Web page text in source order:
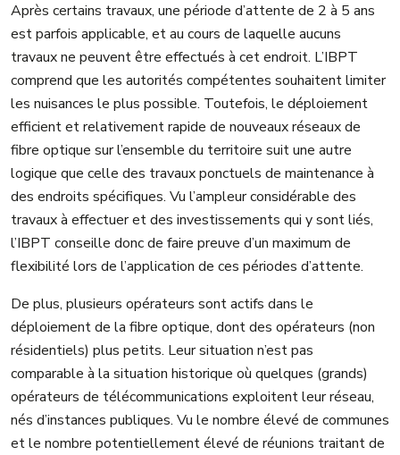
Après certains travaux, une période d’attente de 2 à 5 ans
est parfois applicable, et au cours de laquelle aucuns
travaux ne peuvent être effectués à cet endroit. L’IBPT
comprend que les autorités compétentes souhaitent limiter
les nuisances le plus possible. Toutefois, le déploiement
efficient et relativement rapide de nouveaux réseaux de
fibre optique sur l’ensemble du territoire suit une autre
logique que celle des travaux ponctuels de maintenance à
des endroits spécifiques. Vu l’ampleur considérable des
travaux à effectuer et des investissements qui y sont liés,
l’IBPT conseille donc de faire preuve d’un maximum de
flexibilité lors de l’application de ces périodes d’attente.
De plus, plusieurs opérateurs sont actifs dans le
déploiement de la fibre optique, dont des opérateurs (non
résidentiels) plus petits. Leur situation n’est pas
comparable à la situation historique où quelques (grands)
opérateurs de télécommunications exploitent leur réseau,
nés d’instances publiques. Vu le nombre élevé de communes
et le nombre potentiellement élevé de réunions traitant de